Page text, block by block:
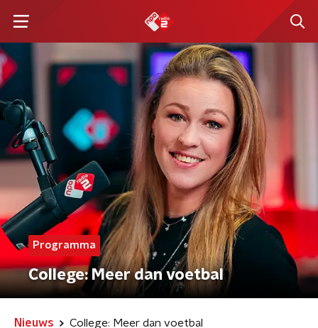
Programma
College: Meer dan voetbal
Nieuws College: Meer dan voetbal